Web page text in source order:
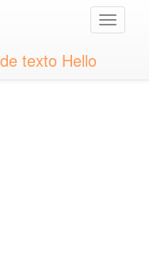
Toggle
texto Hello